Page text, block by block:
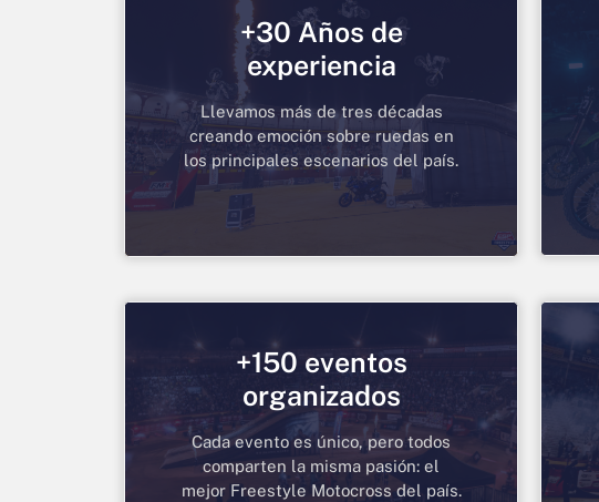
+30 Años de
experiencia
Llevamos más de tres décadas
creando emoción sobre ruedas en
los principales escenarios del país.
+150 eventos
organizados
Cada evento es único, pero todos
comparten la misma pasión: el
mejor Freestyle Motocross del país.